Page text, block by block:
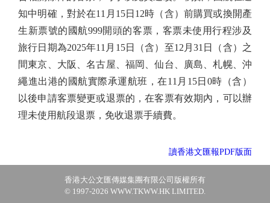
知中明確，對於在11月15日12時（含）前購買或換開產
生新票號的國航999開頭的客票，客票未使用行程涉及
旅行日期為2025年11月15日（含）至12月31日（含）之
間東京、大阪、名古屋、福岡、仙台、廣島、札幌、沖
繩進出港的國航實際承運航班，在11月15日0時（含）
以後申請客票變更或退票的，在客票有效期內，可以辦
理未使用航段退票，免收退票手續費。
讀香港文匯報PDF版面
香港大公文匯傳媒集團有限公司版權所有
© 1997-2026 WWW.TKWW.HK LIMITED.